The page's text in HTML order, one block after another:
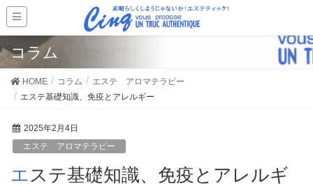
コラム
HOME コラム
エステ アロマテラピー
エステ基礎知識、免疫とアレルギー
2025年2月4日
エステ アロマテラピー
エステ基礎知識、免疫とアレルギ